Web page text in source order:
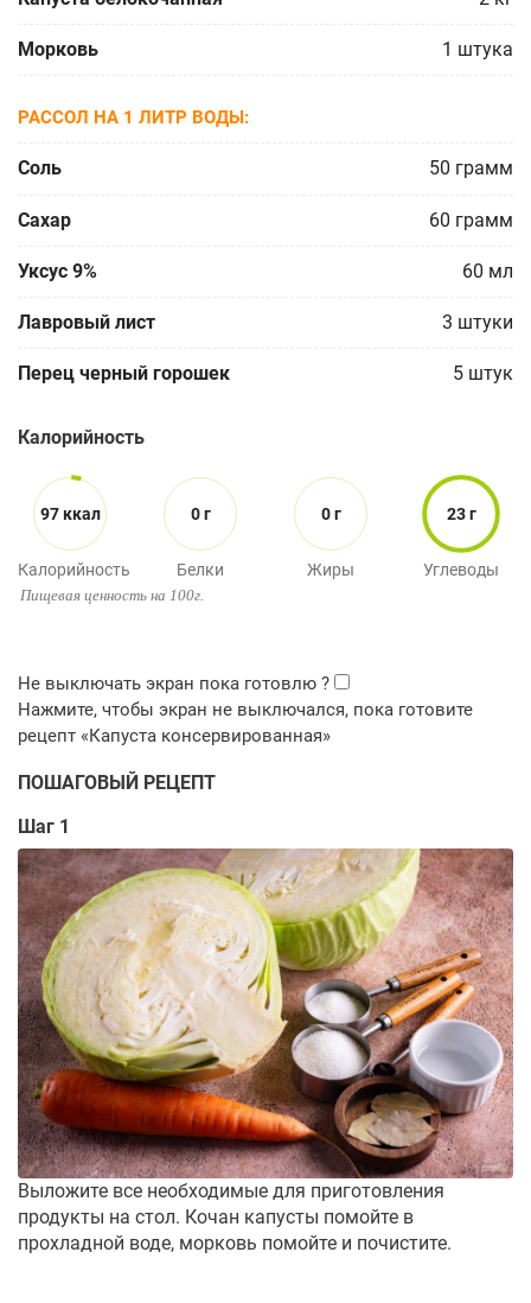
Морковь 1 штука
РАССОЛ НА 1 ЛИТР ВОДЫ
Соль 50 грамм
Сахар 60 грамм
Уксус 9% 60 мл
Лавровый лист 3 штуки
Перец черный горошек 5 штук
Калорийность
97 ккал
Калорийность
0 г
Белки
0 г
Жиры
23 г
Углеводы
Пищевая ценность на 100г.
ПОШАГОВЫЙ РЕЦЕПТ
Шаг 1
Выложите все необходимые для приготовления
продукты на стол. Кочан капусты помойте в
прохладной воде, морковь помойте и почистите.